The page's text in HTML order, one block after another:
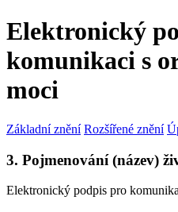
Elektronický
komunikaci s
moci
Základní znění Rozšířené znění
3. Pojmenování (název)
Elektronický podpis pro